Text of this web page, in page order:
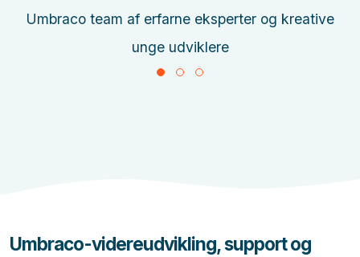
Umbraco team af erfarne eksperter og kreative
unge udviklere
Umbraco-videreudvikling, support og